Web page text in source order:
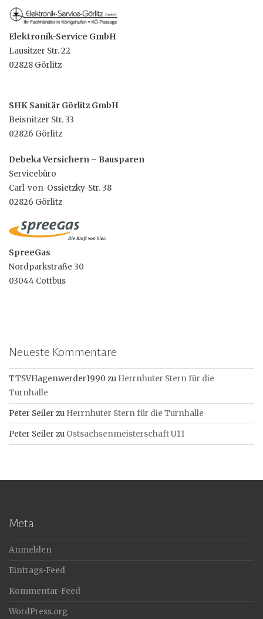
Elektronik-Service GmbH
Lausitzer Str. 22
02828 Görlitz
SHK Sanitär Görlitz GmbH
Beisnitzer Str. 33
02826 Görlitz
Debeka Versichern – Bausparen
Servicebüro
Carl-von-Ossietzky-Str. 38
02826 Görlitz
SpreeGas
Nordparkstraße 30
03044 Cottbus
Neueste Kommentare
TTSVHagenwerder1990 zu Herrnhuter Stern für die
Turnhalle
Peter Seiler zu Herrnhuter Stern für die Turnhalle
Peter Seiler zu Ostsachsenmeisterschaft U11
Meta
Anmelden
Eintrags-Feed
Kommentar-Feed
WordPress.org